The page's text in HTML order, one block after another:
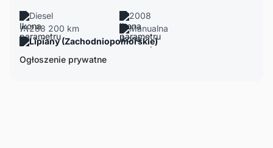
Diesel
2008
288 200 km
Manualna
Lipiany (Zachodniopomorskie)
Ogłoszenie prywatne